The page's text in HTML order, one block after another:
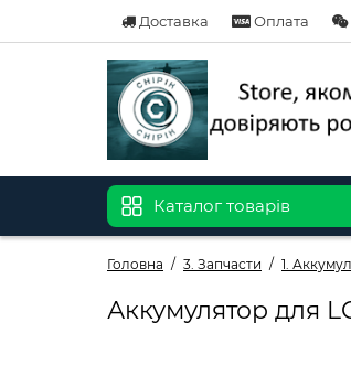
Доставка Оплата
Каталог товарів
Головна 3. Запчасти 1.
Аккумулятор для